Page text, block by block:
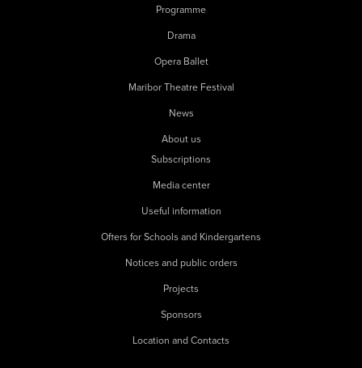
Programme
Drama
Opera Ballet
Maribor Theatre Festival
News
About us
Subscriptions
Media center
Useful information
Offers for Schools and Kindergartens
Notices and public orders
Projects
Sponsors
Location and Contacts